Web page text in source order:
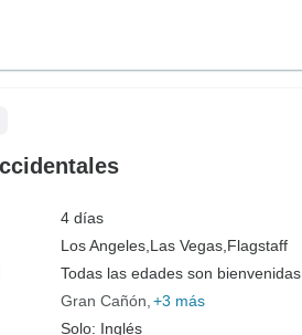
4 días
Los Angeles, Las Vegas, Flagstaff
Todas las edades son bienvenidas
Gran Cañón +3 más
Solo: Inglés